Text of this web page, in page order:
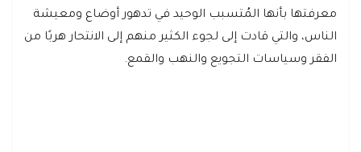
معرفتها بأنها المُتسبب الوحيد في تدهور أوضاع ومعيشة
الناس، والتي قادت إلى لجوء الكثير منهم إلى الانتحار هربًا من
الفقر وسياسات التجويع والنهب والقمع.